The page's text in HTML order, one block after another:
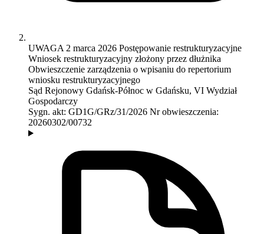
UWAGA 2 marca 2026 Postępowanie restrukturyzacyjne
Wniosek restrukturyzacyjny złożony przez dłużnika
Obwieszczenie zarządzenia o wpisaniu do repertorium
wniosku restrukturyzacyjnego
Sąd Rejonowy Gdańsk-Północ w Gdańsku, VI Wydział
Gospodarczy
Sygn. akt: GD1G/GRz/31/2026 Nr obwieszczenia:
20260302/00732